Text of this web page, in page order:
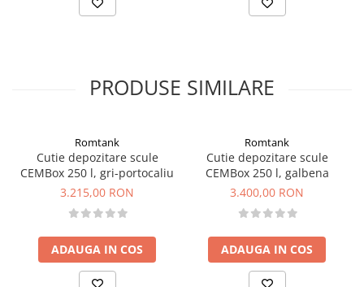
PRODUSE SIMILARE
Romtank
Cutie depozitare scule
CEMBox 250 l, gri-portocaliu
3.215,00 RON
ADAUGA IN COS
Romtank
Cutie depozitare scule
CEMBox 250 l, galbena
3.400,00 RON
ADAUGA IN COS